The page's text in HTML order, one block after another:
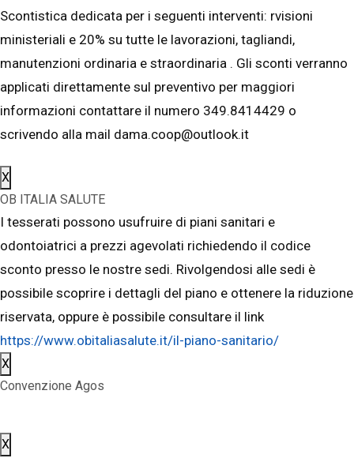
Scontistica dedicata per i seguenti interventi: rvisioni
ministeriali e 20% su tutte le lavorazioni, tagliandi,
manutenzioni ordinaria e straordinaria . Gli sconti verranno
applicati direttamente sul preventivo per maggiori
informazioni contattare il numero 349.8414429 o
scrivendo alla mail dama.coop@outlook.it
X
OB ITALIA SALUTE
I tesserati possono usufruire di piani sanitari e
odontoiatrici a prezzi agevolati richiedendo il codice
sconto presso le nostre sedi. Rivolgendosi alle sedi è
possibile scoprire i dettagli del piano e ottenere la riduzione
riservata, oppure è possibile consultare il link
https://www.obitaliasalute.it/il-piano-sanitario/
X
Convenzione Agos
X